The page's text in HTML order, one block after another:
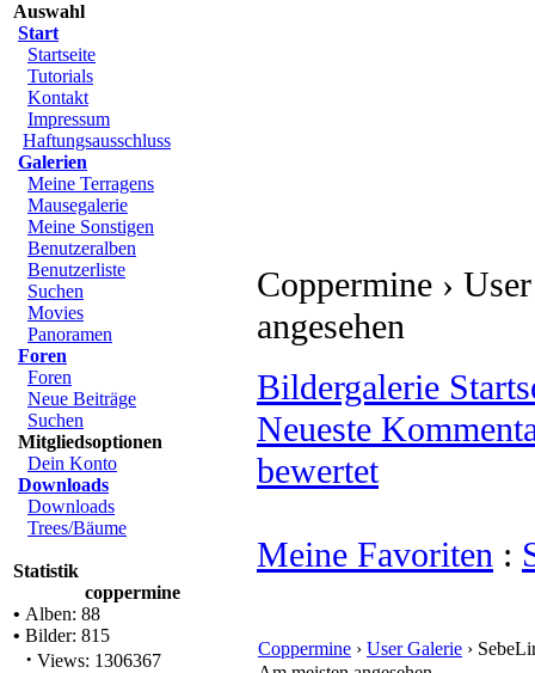
Auswahl
Start
Startseite
Tutorials
Kontakt
Impressum
Haftungsausschluss
Galerien
Meine Terragens
Mausegalerie
Meine Sonstigen
Benutzeralben
Benutzerliste
Suchen
Movies
Panoramen
Foren
Foren
Neue Beiträge
Suchen
Mitgliedsoptionen
Dein Konto
Downloads
Downloads
Trees/Bäume
Statistik
coppermine
• Alben: 88
• Bilder: 815
· Views: 1306367
Coppermine ›
angesehen
Bildergalerie
Neueste
bewertet
Meine Favoriten :
Coppermine › User Galerie ›